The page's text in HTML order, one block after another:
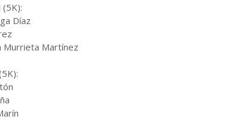
Díaz
Murrieta Martínez